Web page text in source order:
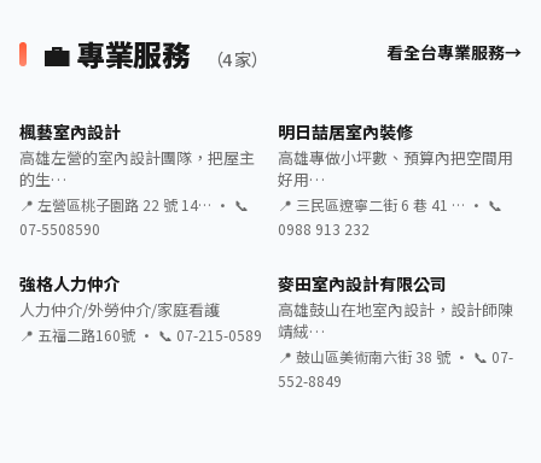
💼 專業服務 （4 家） 看全台專業服務
楓藝室內設計
高雄左營的室內設計團隊，把屋主
的生…
📍 左營區桃子園路 22 號 14… · 📞
07-5508590
明日喆居室內裝修
高雄專做小坪數、預算內把空間用
好用…
📍 三民區遼寧二街 6 巷 41 … · 📞
0988 913 232
強格人力仲介
人力仲介/外勞仲介/家庭看護
📍 五福二路160號 · 📞 07-215-0589
麥田室內設計有限公司
高雄鼓山在地室內設計，設計師陳
靖絨…
📍 鼓山區美術南六街 38 號 · 📞 07-
552-8849